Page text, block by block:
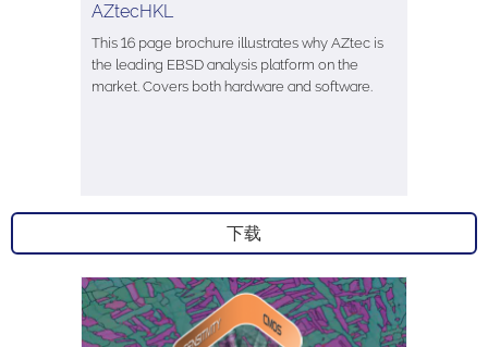
AZtecHKL
This 16 page brochure illustrates why AZtec is
the leading EBSD analysis platform on the
market. Covers both hardware and software.
下载